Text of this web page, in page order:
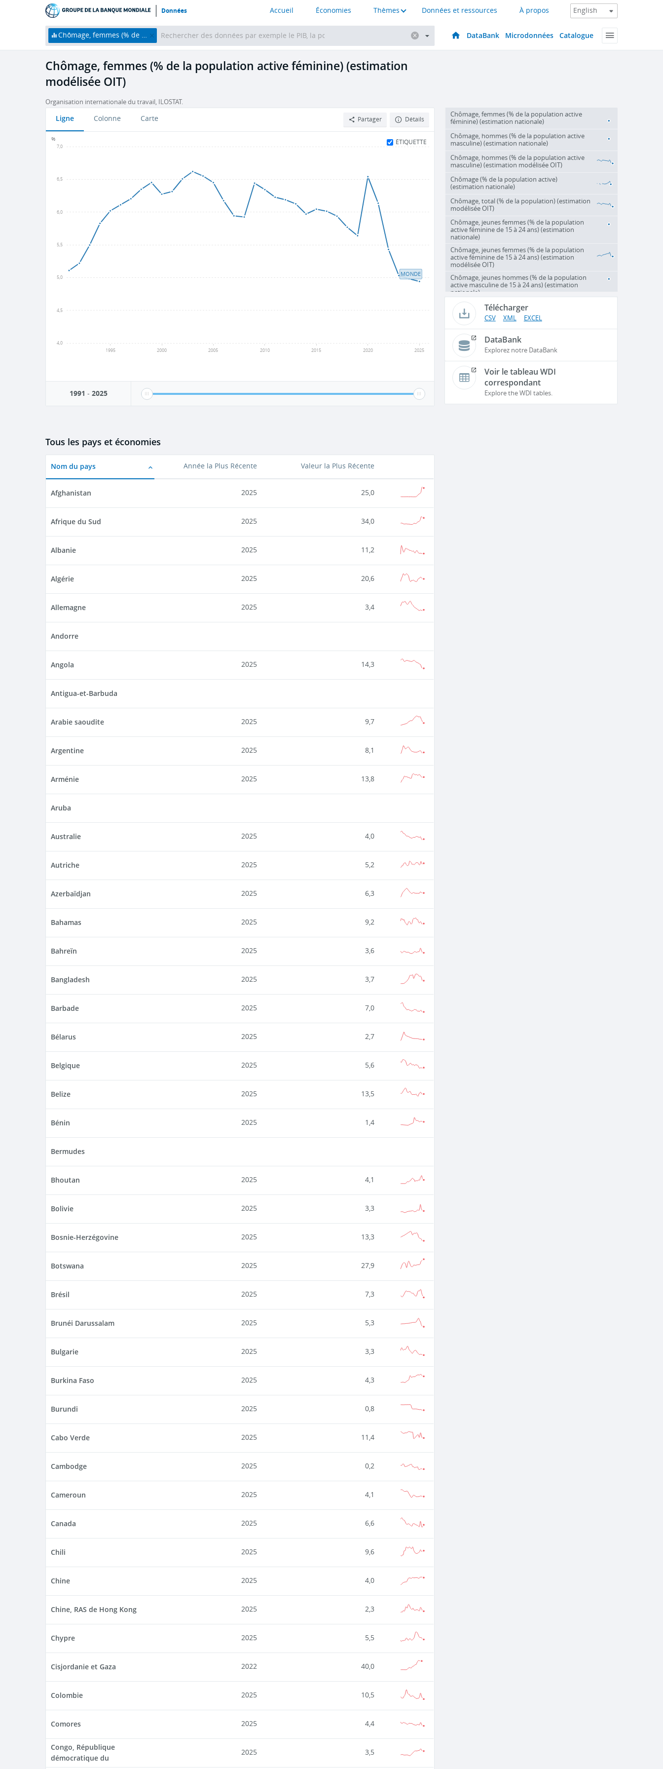
Données Accueil Économies Thèmes Données et ressources À propos
Chômage, femmes (% de la population active féminine) (estimation modélisée OIT) DataBank Microdonnées Catalogue
Chômage, femmes (% de la population active féminine) (estimation
modélisée OIT)
Organisation internationale du travail, ILOSTAT.
Ligne Colonne Carte Partager Détails
ÉTIQUETTE
1995 2000 2005 2010 2015 2020 2025
%
4,0
4,5
5,0
5,5
6,0
6,5
7,0
MONDE
1991 - 2025
Chômage, femmes (% de la population active
féminine) (estimation nationale)
Chômage, hommes (% de la population active
masculine) (estimation nationale)
Chômage, hommes (% de la population active
masculine) (estimation modélisée OIT)
Chômage (% de la population active)
(estimation nationale)
Chômage, total (% de la population) (estimation
modélisée OIT)
Chômage, jeunes femmes (% de la population
active féminine de 15 à 24 ans) (estimation
nationale)
Chômage, jeunes femmes (% de la population
active féminine de 15 à 24 ans) (estimation
modélisée OIT)
Chômage, jeunes hommes (% de la population
active masculine de 15 à 24 ans) (estimation
nationale)
Télécharger
CSV XML EXCEL
DataBank
Explorez notre DataBank
Voir le tableau WDI
correspondant
Explore the WDI tables.
Tous les pays et économies
Nom du pays Année la Plus Récente Valeur la Plus Récente
Afghanistan 2025 25,0
Afrique du Sud 2025 34,0
Albanie 2025 11,2
Algérie 2025 20,6
Allemagne 2025 3,4
Andorre
Angola 2025 14,3
Antigua-et-Barbuda
Arabie saoudite 2025 9,7
Argentine 2025 8,1
Arménie 2025 13,8
Aruba
Australie 2025 4,0
Autriche 2025 5,2
Azerbaïdjan 2025 6,3
Bahamas 2025 9,2
Bahreïn 2025 3,6
Bangladesh 2025 3,7
Barbade 2025 7,0
Bélarus 2025 2,7
Belgique 2025 5,6
Belize 2025 13,5
Bénin 2025 1,4
Bermudes
Bhoutan 2025 4,1
Bolivie 2025 3,3
Bosnie-Herzégovine 2025 13,3
Botswana 2025 27,9
Brésil 2025 7,3
Brunéi Darussalam 2025 5,3
Bulgarie 2025 3,3
Burkina Faso 2025 4,3
Burundi 2025 0,8
Cabo Verde 2025 11,4
Cambodge 2025 0,2
Cameroun 2025 4,1
Canada 2025 6,6
Chili 2025 9,6
Chine 2025 4,0
Chine, RAS de Hong Kong 2025 2,3
Chypre 2025 5,5
Cisjordanie et Gaza 2022 40,0
Colombie 2025 10,5
Comores 2025 4,4
Congo, République
démocratique du
2025 3,5